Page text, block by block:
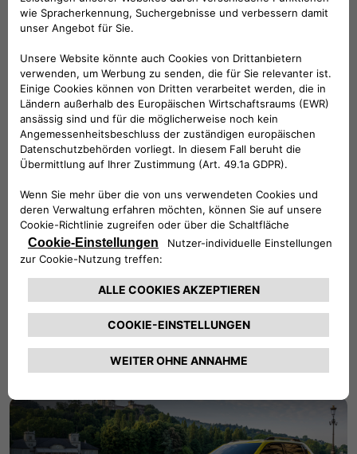
Partnerschaft mit Ample und Free2move: Erste
Batterietauschstation in Betrieb genommen.
MEHR ERFAHREN
Live-Konzert "Torino is fantastic"
Wir sind stolzer Hauptpartner des Konzerts "Torino is
fantastic" am 24. Juni 2025 in Turin.
MEHR ERFAHREN